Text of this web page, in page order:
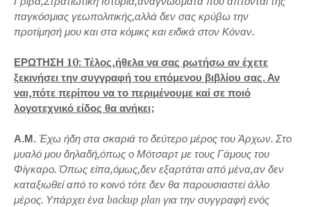
παγκόσμιας γεωπολιτικής,αλλά δεν σας κρύβω την
προτίμησή μου και στα κόμικς και ειδικά στον Κόναν.
ΕΡΩΤΗΣΗ 10: Τέλος,ήθελα να σας ρωτήσω αν έχετε
ξεκινήσει την συγγραφή του επόμενου βιβλίου σας. Αν
ναι,πότε περίπου να το περιμένουμε καί σε ποιό
λογοτεχνικό είδος θα ανήκει;
Α.Μ. Έχω ήδη στα σκαριά το δεύτερο μέρος του Άρχων. Στο
μυαλό μου δηλαδή,όπως ο Μότσαρτ με τους Γάμους του
Φίγκαρο. Όπως είπα,όμως,δεν εξαρτάται από μένα,αν δεν
καταξιωθεί από το κοινό τότε δεν θα παρουσιαστεί άλλο
μέρος. Υπάρχει ένα backup plan για την συγγραφή ενός